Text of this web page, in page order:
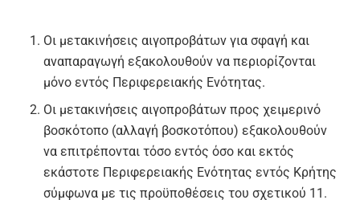
Οι μετακινήσεις αιγοπροβάτων για σφαγή και
αναπαραγωγή εξακολουθούν να περιορίζονται
μόνο εντός Περιφερειακής Ενότητας.
Οι μετακινήσεις αιγοπροβάτων προς χειμερινό
βοσκότοπο (αλλαγή βοσκοτόπου) εξακολουθούν
να επιτρέπονται τόσο εντός όσο και εκτός
εκάστοτε Περιφερειακής Ενότητας εντός Κρήτης
σύμφωνα με τις προϋποθέσεις του σχετικού 11.